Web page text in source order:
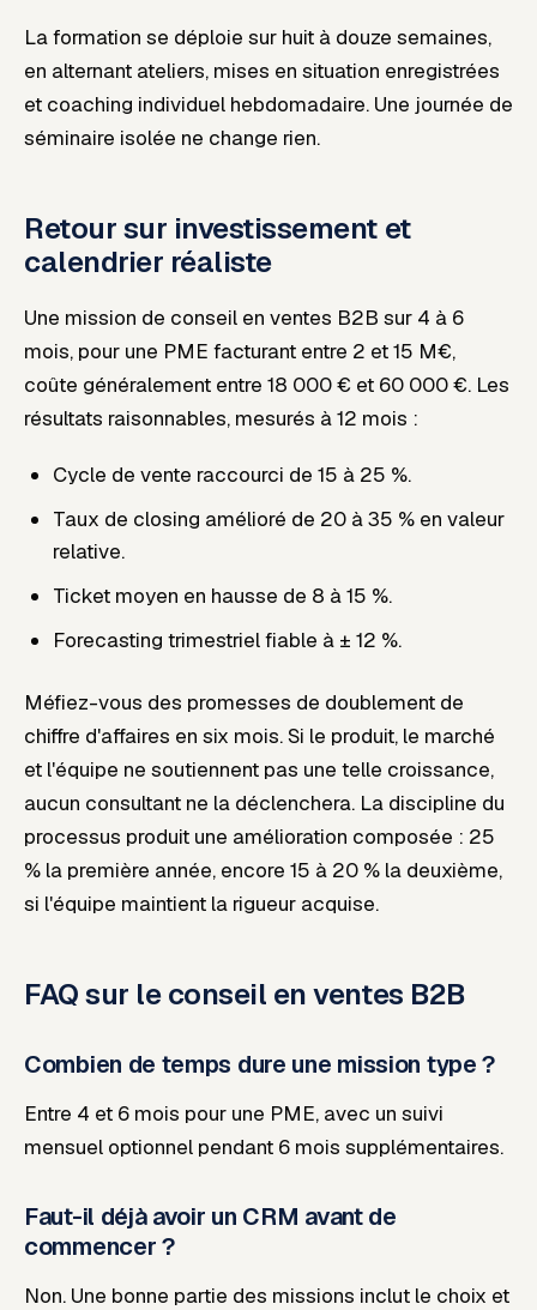
La formation se déploie sur huit à douze semaines,
en alternant ateliers, mises en situation enregistrées
et coaching individuel hebdomadaire. Une journée de
séminaire isolée ne change rien.
Retour sur investissement et
calendrier réaliste
Une mission de conseil en ventes B2B sur 4 à 6
mois, pour une PME facturant entre 2 et 15 M€,
coûte généralement entre 18 000 € et 60 000 €. Les
résultats raisonnables, mesurés à 12 mois :
Cycle de vente raccourci de 15 à 25 %.
Taux de closing amélioré de 20 à 35 % en valeur
relative.
Ticket moyen en hausse de 8 à 15 %.
Forecasting trimestriel fiable à ± 12 %.
Méfiez-vous des promesses de doublement de
chiffre d'affaires en six mois. Si le produit, le marché
et l'équipe ne soutiennent pas une telle croissance,
aucun consultant ne la déclenchera. La discipline du
processus produit une amélioration composée : 25
% la première année, encore 15 à 20 % la deuxième,
si l'équipe maintient la rigueur acquise.
FAQ sur le conseil en ventes B2B
Combien de temps dure une mission type ?
Entre 4 et 6 mois pour une PME, avec un suivi
mensuel optionnel pendant 6 mois supplémentaires.
Faut-il déjà avoir un CRM avant de
commencer ?
Non. Une bonne partie des missions inclut le choix et